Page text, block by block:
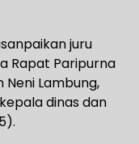
juru
Rapat Paripurna
Lambung,
dinas dan